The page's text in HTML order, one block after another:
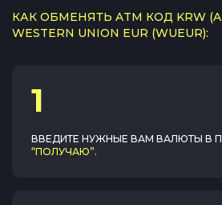
КАК ОБМЕНЯТЬ ATM КОД KRW
WESTERN UNION EUR (WUEUR):
1
ВВЕДИТЕ НУЖНЫЕ ВАМ ВАЛЮТЫ В
“ПОЛУЧАЮ”.